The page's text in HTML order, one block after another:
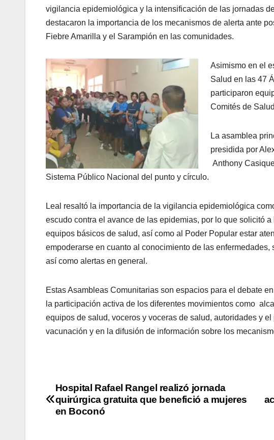
vigilancia epidemiológica y la intensificación de las jornadas
destacaron la importancia de los mecanismos de alerta ante
Fiebre Amarilla y el Sarampión en las comunidades.
Asimismo en el
Salud en las 47
participaron
Comités de
La asamblea
presidida por
Anthony
Sistema Público Nacional del punto y círculo.
Leal resaltó la importancia de la vigilancia epidemiológica
escudo contra el avance de las epidemias, por lo que solicitó a
equipos básicos de salud, así como al Poder Popular estar
empoderarse en cuanto al conocimiento de las enfermedades,
así como alertas en general.
Estas Asambleas Comunitarias son espacios para el debate
la participación activa de los diferentes movimientos como
equipos de salud, voceros y voceras de salud, autoridades y
vacunación y en la difusión de información sobre los
Hospital Rafael Rangel realizó jornada
quirúrgica gratuita que benefició a mujeres
en Boconó